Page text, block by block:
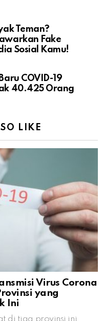
Teman?
Fake
Sosial Kamu!
COVID-19
40.425 Orang
LIKE
Virus Corona
yang
Ini